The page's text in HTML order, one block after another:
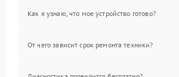
Как я узнаю, что мое устройство готово?
От чего зависит срок ремонта техники?